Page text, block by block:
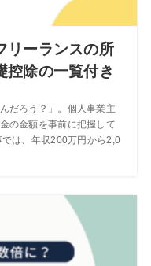
リーランスの所
控除の一覧付き
だろう？」。個人事業主
の金額を事前に把握して
は、年収200万円から2,0